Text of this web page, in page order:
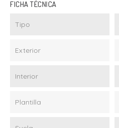
FICHA TÉCNICA
Tipo
Exterior
Interior
Plantilla